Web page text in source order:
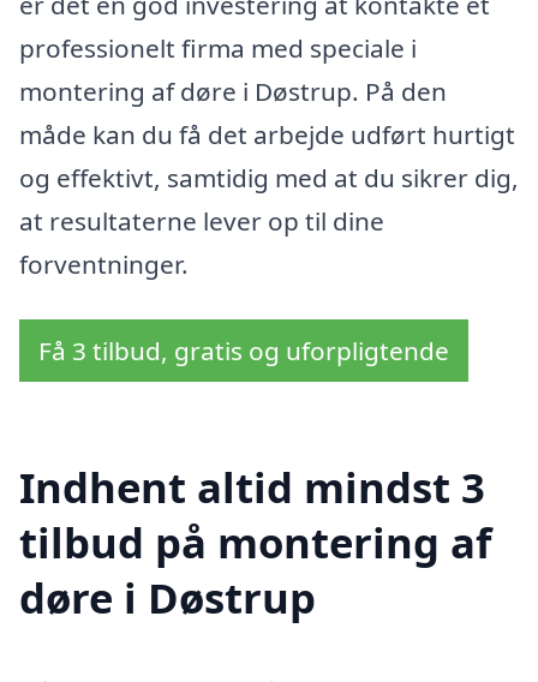
professionelt firma med speciale i
montering af døre i Døstrup. På den
måde kan du få det arbejde udført hurtigt
og effektivt, samtidig med at du sikrer dig,
at resultaterne lever op til dine
forventninger.
Få 3 tilbud, gratis og uforpligtende
Indhent altid mindst 3
tilbud på montering af
døre i Døstrup